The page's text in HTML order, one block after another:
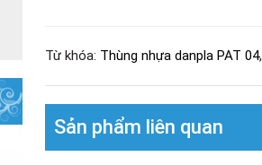
Từ khóa: Thùng nhựa danpla PAT 04,
Sản phẩm liên quan